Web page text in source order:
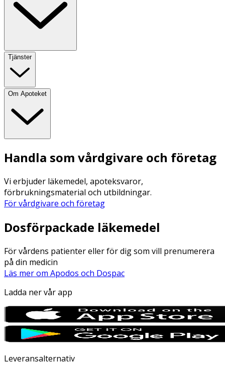
Tjänster
Om Apoteket
Handla som vårdgivare och företag
Vi erbjuder läkemedel, apoteksvaror,
förbrukningsmaterial och utbildningar.
För vårdgivare och företag
Dosförpackade läkemedel
För vårdens patienter eller för dig som vill prenumerera
på din medicin
Läs mer om Apodos och Dospac
Ladda ner vår app
Leveransalternativ